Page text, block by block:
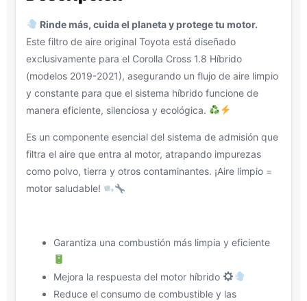
Rinde más, cuida el planeta y protege tu motor.
Este filtro de aire original Toyota está diseñado
exclusivamente para el Corolla Cross 1.8 Híbrido
(modelos 2019-2021), asegurando un flujo de aire limpio
y constante para que el sistema híbrido funcione de
manera eficiente, silenciosa y ecológica.
Es un componente esencial del sistema de admisión que
filtra el aire que entra al motor, atrapando impurezas
como polvo, tierra y otros contaminantes. ¡Aire limpio =
motor saludable!
Garantiza una combustión más limpia y eficiente
Mejora la respuesta del motor híbrido
Reduce el consumo de combustible y las